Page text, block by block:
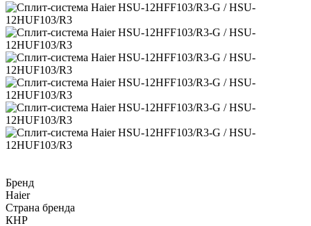
Бренд
Haier
Страна бренда
КНР